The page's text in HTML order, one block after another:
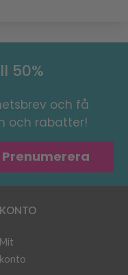
50%
och få
och rabatter!
Prenumerera
KONTO
Mit
konto